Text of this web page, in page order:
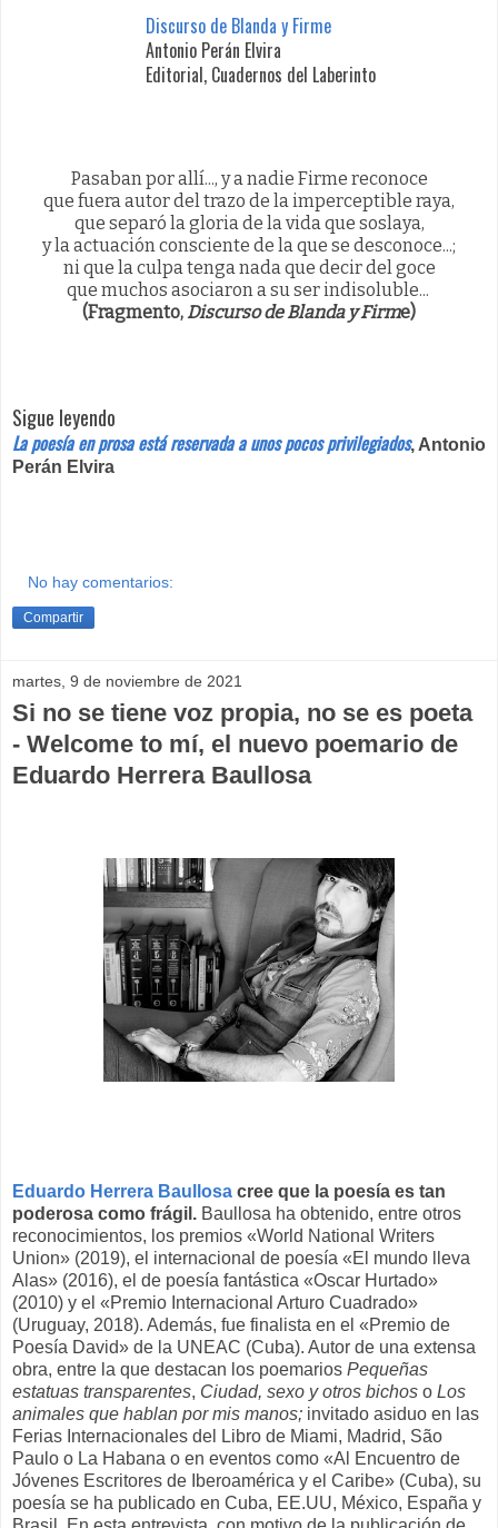
Discurso de Blanda y Firme
Antonio Perán Elvira
Editorial, Cuadernos del Laberinto
Pasaban por allí..., y a nadie Firme reconoce
que fuera autor del trazo de la imperceptible raya,
que separó la gloria de la vida que soslaya,
y la actuación consciente de la que se desconoce...;
ni que la culpa tenga nada que decir del goce
que muchos asociaron a su ser indisoluble...
(Fragmento, Discurso de Blanda y Firme)
Sigue leyendo
La poesía en prosa está reservada a unos pocos privilegiados, Antonio
Perán Elvira
No hay comentarios:
Compartir
martes, 9 de noviembre de 2021
Si no se tiene voz propia, no se es poeta
- Welcome to mí, el nuevo poemario de
Eduardo Herrera Baullosa
Eduardo Herrera Baullosa cree que la poesía es tan
poderosa como frágil. Baullosa ha obtenido, entre otros
reconocimientos, los premios «World National Writers
Union» (2019), el internacional de poesía «El mundo lleva
Alas» (2016), el de poesía fantástica «Oscar Hurtado»
(2010) y el «Premio Internacional Arturo Cuadrado»
(Uruguay, 2018). Además, fue finalista en el «Premio de
Poesía David» de la UNEAC (Cuba). Autor de una extensa
obra, entre la que destacan los poemarios Pequeñas
estatuas transparentes, Ciudad, sexo y otros bichos o Los
animales que hablan por mis manos; invitado asiduo en las
Ferias Internacionales del Libro de Miami, Madrid, São
Paulo o La Habana o en eventos como «Al Encuentro de
Jóvenes Escritores de Iberoamérica y el Caribe» (Cuba), su
poesía se ha publicado en Cuba, EE.UU, México, España y